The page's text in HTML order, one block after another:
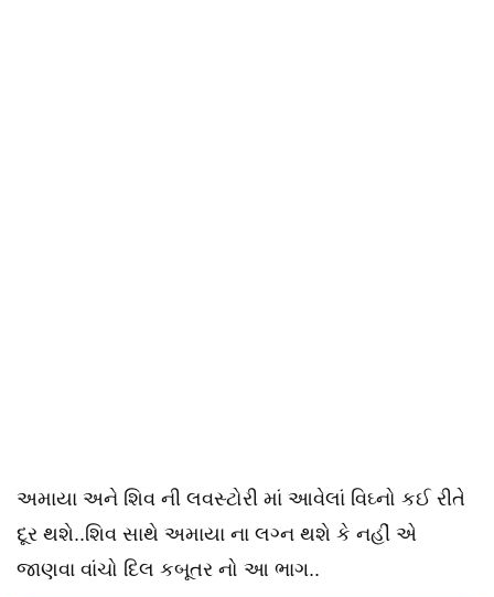
અમાયા અને શિવ ની લવસ્ટોરી માં આવેલાં વિઘ્નો કઈ રીતે
દૂર થશે..શિવ સાથે અમાયા ના લગ્ન થશે કે નહીં એ
જાણવા વાંચો દિલ કબૂતર નો આ ભાગ..